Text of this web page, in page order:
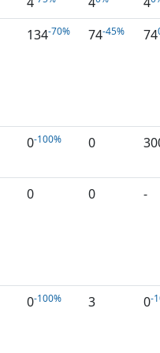
134-70% 74-45% 74
0-100% 0
0 0 -
0-100% 3 0-